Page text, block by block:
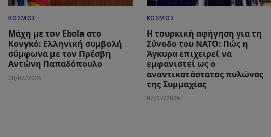
ΚΌΣΜΟΣ
Μάχη με τον Ebola στο
Κονγκό: Ελληνική συμβολή
σύμφωνα με τον Πρέσβη
Αντώνη Παπαδόπουλο
08/07/2026
ΚΌΣΜΟΣ
Η τουρκική αφήγηση για τη
Σύνοδο του ΝΑΤΟ: Πώς η
Άγκυρα επιχειρεί να
εμφανιστεί ως ο
αναντικατάστατος πυλώνας
της Συμμαχίας
07/07/2026